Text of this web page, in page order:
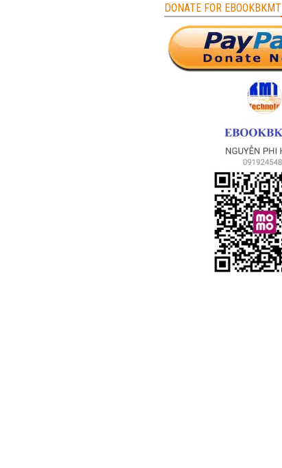
DONATE FOR EBOOKBKMT